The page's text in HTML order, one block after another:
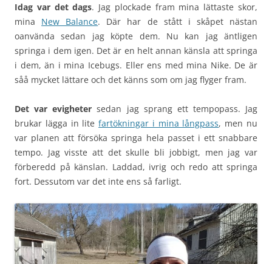
Idag var det dags. Jag plockade fram mina lättaste skor,
mina New Balance. Där har de stått i skåpet nästan
oanvända sedan jag köpte dem. Nu kan jag äntligen
springa i dem igen. Det är en helt annan känsla att springa
i dem, än i mina Icebugs. Eller ens med mina Nike. De är
såå mycket lättare och det känns som om jag flyger fram.
Det var evigheter sedan jag sprang ett tempopass. Jag
brukar lägga in litefartökningar i mina långpass, men nu
var planen att försöka springa hela passet i ett snabbare
tempo. Jag visste att det skulle bli jobbigt, men jag var
förberedd på känslan. Laddad, ivrig och redo att springa
fort. Dessutom var det inte ens så farligt.